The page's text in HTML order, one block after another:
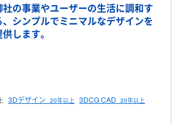
社の事業やユーザーの生活に調和す
、シンプルでミニマルなデザインを
します。
3Dデザイン 20年以上 3DCG CAD 20年以上